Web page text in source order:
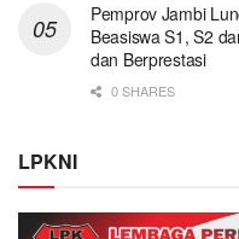
Pemprov Jambi
Beasiswa S1, S2
dan Berprestasi
0 SHARES
LPKNI